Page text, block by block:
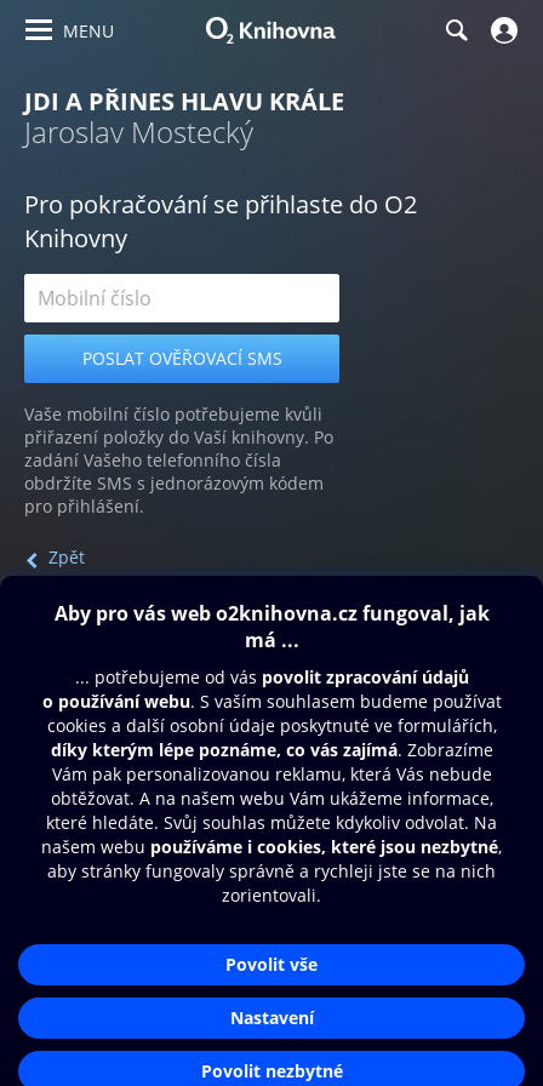
MENU
JDI A PŘINES HLAVU KRÁLE
Jaroslav Mostecký
Pro pokračování se přihlaste do O2
Knihovny
Vaše mobilní číslo potřebujeme kvůli
přiřazení položky do Vaší knihovny. Po
zadání Vašeho telefonního čísla
obdržíte SMS s jednorázovým kódem
pro přihlášení.
Zpět
Obsah ke stažení
Moje O2 Knihovna
Další zábava
© O2 Czech Republic a.s.
Přístupnost
Zásady zpracování osobních údajů
Nastavení cookies
Aplikace O2 Knihovna
Čti a poslouchej své e-knihy a
audioknihy rychleji a pohodlněji.